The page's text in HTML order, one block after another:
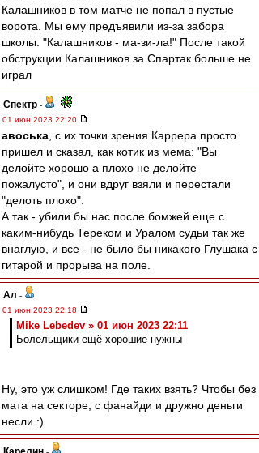
Калашников в том матче не попал в пустые
ворота. Мы ему предъявили из-за забора
школы: "Калашников - ма-зи-ла!" После такой
обструкции Калашников за Спартак больше не
играл
Спектр -
01 июн 2023 22:20
авоська , с их точки зрения Каррера просто
пришел и сказал, как котик из мема: "Вы
делойте хорошо а плохо не делойте
пожалусто", и они вдруг взяли и перестали
"делоть плохо".
А так - убили бы нас после бомжей еще с
каким-нибудь Тереком и Уралом судьи так же
внаглую, и все - не было бы никакого Глушака с
гитарой и прорыва на поле.
Ал -
01 июн 2023 22:18
Mike Lebedev » 01 июн 2023 22:11
Болельщики ещё хорошие нужны
Ну, это уж слишком! Где таких взять? Чтобы без
мата на секторе, с фанайди и дружно деньги
несли :)